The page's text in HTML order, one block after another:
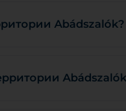
Abádszalók?